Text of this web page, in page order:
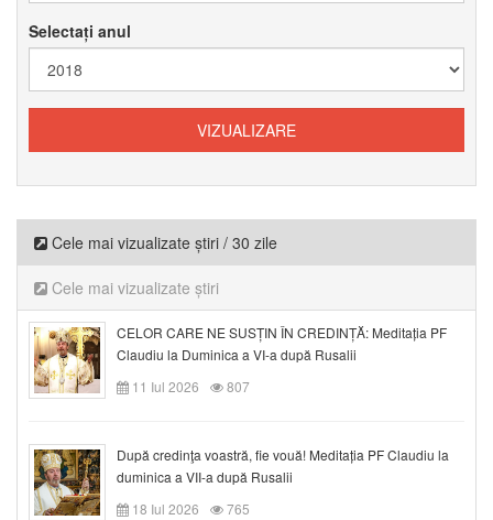
Selectați anul
Cele mai vizualizate știri / 30 zile
Cele mai vizualizate știri
CELOR CARE NE SUSȚIN ÎN CREDINȚĂ: Meditația PF
Claudiu la Duminica a VI-a după Rusalii
11 Iul 2026
807
După credinţa voastră, fie vouă! Meditația PF Claudiu la
duminica a VII-a după Rusalii
18 Iul 2026
765